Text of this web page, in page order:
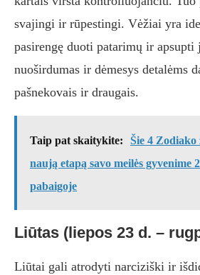
svajingi ir rūpestingi. Vėžiai yra
pasirengę duoti patarimų ir apsupti
nuoširdumas ir dėmesys detalėms
pašnekovais ir draugais.
Taip pat skaitykite:
Šie 4 Zodiako
naują etapą savo meilės gyvenime
pabaigoje
Liūtas (liepos 23 d. –
Liūtai gali atrodyti narciziški ir